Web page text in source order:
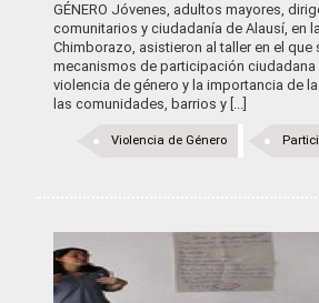
GÉNERO Jóvenes, adultos mayores,
comunitarios y ciudadanía de Alausí, en
Chimborazo, asistieron al taller en el que
mecanismos de participación ciudadana
violencia de género y la importancia de
las comunidades, barrios y [...]
Violencia de Género